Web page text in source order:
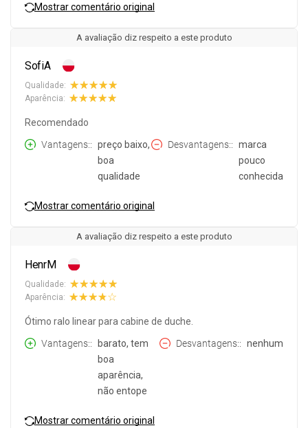
Mostrar comentário original
A avaliação diz respeito a este produto
SofiA
Qualidade:
Aparência:
Recomendado
Vantagens:
preço baixo,
boa
qualidade
Desvantagens:
marca
pouco
conhecida
Mostrar comentário original
A avaliação diz respeito a este produto
HenrM
Qualidade:
Aparência:
Ótimo ralo linear para cabine de duche.
Vantagens:
barato, tem
boa
aparência,
não entope
Desvantagens: nenhum
Mostrar comentário original